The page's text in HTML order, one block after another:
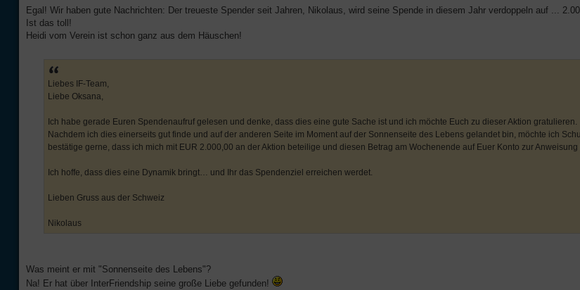
Egal! Wir haben gute Nachrichten: Der treueste Spender seit Jahren, Nikolaus, wird seine Spende in diesem Jahr verdoppeln auf ...
Ist das toll!
Heidi vom Verein ist schon ganz aus dem Häuschen!
Liebes IF-Team,
Liebe Oksana,
Ich habe gerade Euren Spendenaufruf gelesen und denke, dass dies eine gute Sache ist und ich möchte Euch zu dieser Aktion gratulieren.
Nachdem ich dies einerseits gut finde und auf der anderen Seite im Moment auf der Sonnenseite des Lebens gelandet bin, möchte ich
bestätige gerne, dass ich mich mit EUR 2.000,00 an der Aktion beteilige und diesen Betrag am Wochenende auf Euer Konto zur
Ich hoffe, dass dies eine Dynamik bringt… und Ihr das Spendenziel erreichen werdet.
Lieben Gruss aus der Schweiz
Nikolaus
Was meint er mit "Sonnenseite des Lebens"?
Na! Er hat über InterFriendship seine große Liebe gefunden!